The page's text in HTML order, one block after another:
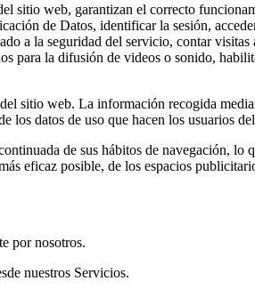
sitio web, garantizan el correcto
de Datos, identificar la sesión,
a la seguridad del servicio, contar visitas
para la difusión de videos o sonido,
sitio web. La información recogida
los datos de uso que hacen los usuarios
de sus hábitos de navegación, lo
eficaz posible, de los espacios
por nosotros.
nuestros Servicios.